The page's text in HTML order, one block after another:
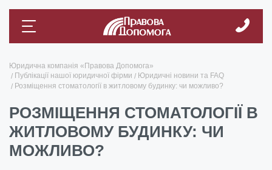
Юридична компанія «Правова Допомога»
Публікації нашої юридичної фірми
Юридичні новини та FAQ
Розміщення стоматології в житловому будинку: чи можливо?
РОЗМІЩЕННЯ СТОМАТОЛОГІЇ В
ЖИТЛОВОМУ БУДИНКУ: ЧИ
МОЖЛИВО?